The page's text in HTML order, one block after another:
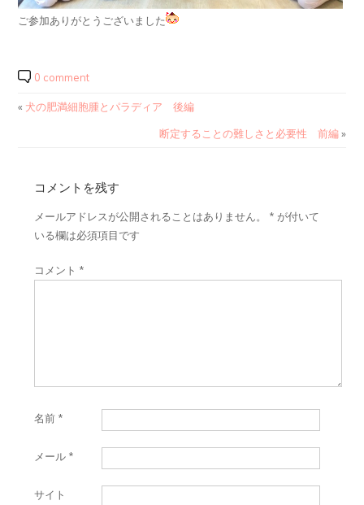
ご参加ありがとうございました
0 comment
« 犬の肥満細胞腫とパラディア 後編
断定することの難しさと必要性 前編»
コメントを残す
メールアドレスが公開されることはありません。 * が付いて
いる欄は必須項目です
コメント *
名前 *
メール *
サイト